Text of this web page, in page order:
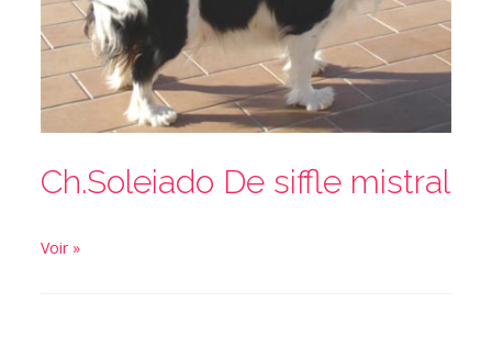
Ch.Soleiado De siffle mistral
Voir »